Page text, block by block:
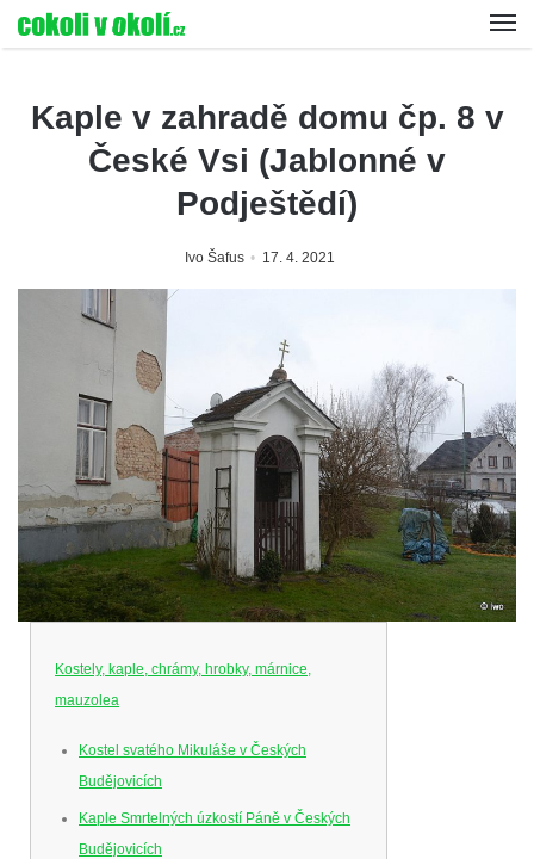
Kaple v zahradě domu čp. 8 v
České Vsi (Jablonné v
Podještědí)
Ivo Šafus 17. 4. 2021
Kostely, kaple, chrámy, hrobky, márnice,
mauzolea
Kostel svatého Mikuláše v Českých
Budějovicích
Kaple Smrtelných úzkostí Páně v Českých
Budějovicích